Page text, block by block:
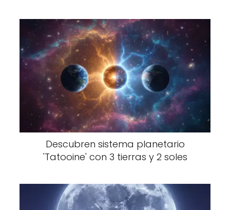
Descubren sistema planetario
'Tatooine' con 3 tierras y 2 soles